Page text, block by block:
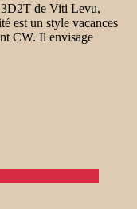
de Viti Levu,
est un style vacances
CW. Il envisage